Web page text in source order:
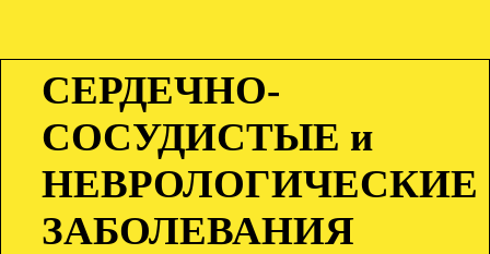
СЕРДЕЧНО-
СОСУДИСТЫЕ и
НЕВРОЛОГИЧЕСКИЕ
ЗАБОЛЕВАНИЯ